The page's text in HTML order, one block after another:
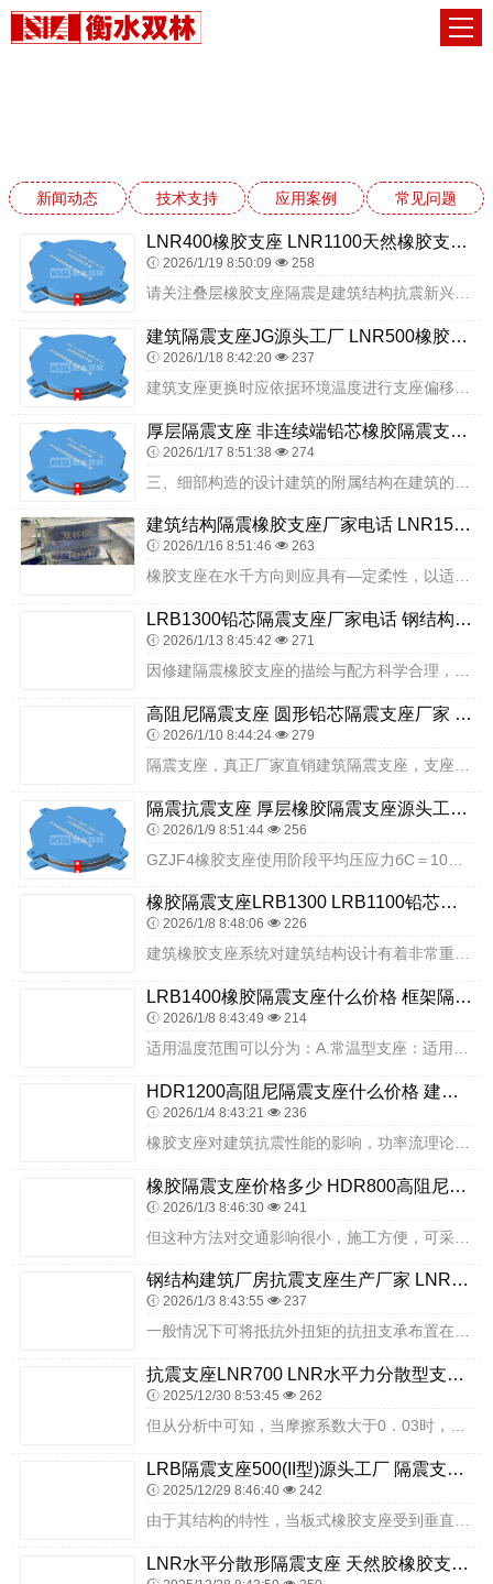
新闻动态 技术支持 应用案例 常见问题
LNR400橡胶支座 LNR1100天然橡胶支座厂家电话 房屋隔震支座厂家电话
2026/1/19 8:50:09 258
建筑隔震支座JG源头工厂 LNR500橡胶隔震支座什么价格 减震支座什么价格
2026/1/18 8:42:20 237
厚层隔震支座 非连续端铅芯橡胶隔震支座厂家 建筑隔震支座定制
2026/1/17 8:51:38 274
建筑结构隔震橡胶支座厂家电话 LNR1500天然橡胶隔震支座生产厂家 房屋减震支座生产厂家
2026/1/16 8:51:46 263
橡胶支座在水千方向则应具有—定柔性，以适应车辆制动力、温度、混凝土收缩利徐变及活载作用下梁体的水平位移。安装质量是支座使用寿命的重要影响因素，因此在安装时，一是...
LRB1300铅芯隔震支座厂家电话 钢结构房建筑抗震支座源头工厂 LRB500铅芯隔震支座厂家
2026/1/13 8:45:42 271
高阻尼隔震支座 圆形铅芯隔震支座厂家 LRB橡胶隔震支座源头工厂
2026/1/10 8:44:24 279
隔震抗震支座 厚层橡胶隔震支座源头工厂 建筑隔震减震支座生产厂家
2026/1/9 8:51:44 256
橡胶隔震支座LRB1300 LRB1100铅芯支座厂家 建筑橡胶隔震支座价钱
2026/1/8 8:48:06 226
建筑橡胶支座系统对建筑结构设计有着非常重要的影响3-3若以建筑的结构及外观形式分，则主要有梁桥、浮桥、索桥和拱桥这四种基本类型。摩擦摆支座是一种结构支承装置，一...
LRB1400橡胶隔震支座什么价格 框架隔震支座厂家 建筑水平力分散隔震支座
2026/1/8 8:43:49 214
HDR1200高阻尼隔震支座什么价格 建筑铅芯减震支座 隔震支座LRB650-Ⅱ多少钱一个
2026/1/4 8:43:21 236
橡胶隔震支座价格多少 HDR800高阻尼建筑隔震支座源头工厂 预制楼梯橡胶隔震支座
2026/1/3 8:46:30 241
钢结构建筑厂房抗震支座生产厂家 LNRφ400叠层隔震支座 建筑结构隔震支座厂家电话
2026/1/3 8:43:55 237
一般情况下可将抵抗外扭矩的抗扭支承布置在两侧桥台上(或一侧)，为了满足全桥伸缩缝的构造要求，希望其变形方向沿着切线方向移动，为此在构造上必须采取一定的限制措施，...
抗震支座LNR700 LNR水平力分散型支座厂家 建筑抗震隔震支座生产厂家
2025/12/30 8:53:45 262
LRB隔震支座500(II型)源头工厂 隔震支座LRB1000厂家 LRB900铅芯支座厂家电话
2025/12/29 8:46:40 242
LNR水平分散形隔震支座 天然胶橡胶支座 LNR700隔震支座生产厂家